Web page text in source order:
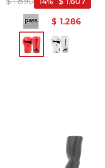
$ 1.286